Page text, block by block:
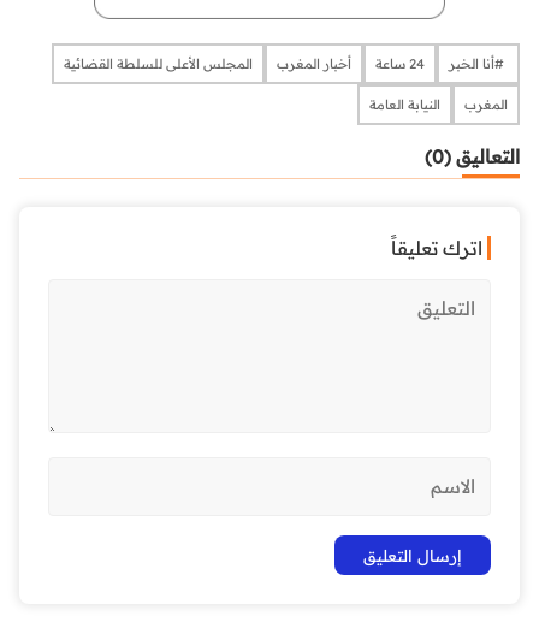
​​​​​​​​ #أنا الخبر 24 ساعة أخبار المغرب المجلس الأعلى للسلطة القضائية
المغرب النيابة العامة
التعاليق (0)
اترك تعليقاً